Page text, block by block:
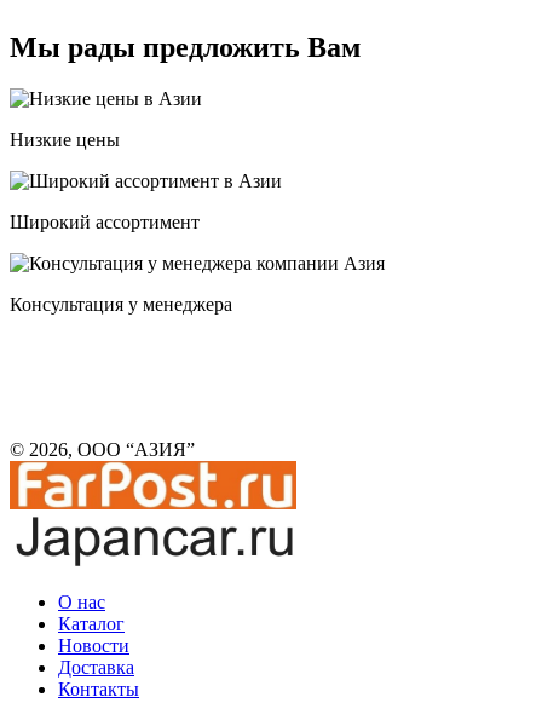
Мы рады предложить Вам
Низкие цены
Широкий ассортимент
Консультация у менеджера
© 2026, ООО “АЗИЯ”
О нас
Каталог
Новости
Доставка
Контакты